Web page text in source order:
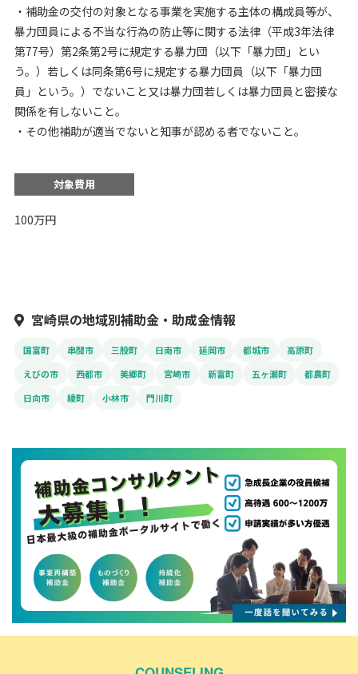
・補助金の交付の対象となる事業を実施する主体の構成員等が、
暴力団員による不当な行為の防止等に関する法律（平成3年法律
第77号）第2条第2号に規定する暴力団（以下「暴力団」とい
う。）若しくは同条第6号に規定する暴力団員（以下「暴力団
員」という。）でないこと又は暴力団若しくは暴力団員と密接な
関係を有しないこと。
・その他補助が適当でないと知事が認める者でないこと。
対象費用
100万円
宮崎県の地域別補助金・助成金情報
国富町 串間市 三股町 日南市 延岡市 都城市
高原町
えびの市
西都市 美郷町 宮崎市 新富町 五ヶ瀬町
都農町
日向市
綾町 小林市 門川町